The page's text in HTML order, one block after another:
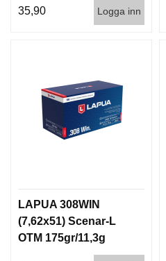
35,90 Logga inn
LAPUA 308WIN
(7,62x51) Scenar-L
OTM 175gr/11,3g